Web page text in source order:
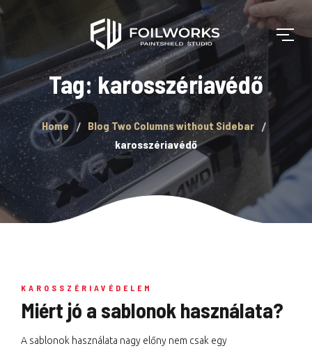
Tag: karosszériavédő
Home
Blog Two Columns without Sidebar
karosszériavédő
KAROSSZÉRIAVÉDELEM
Miért jó a sablonok használata?
A sablonok használata nagy előny nem csak egy